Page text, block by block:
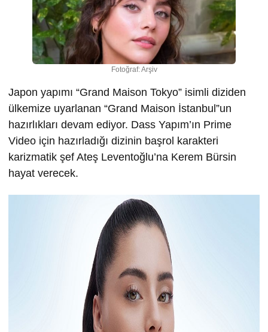
Fotoğraf: Arşiv
Japon yapımı “Grand Maison Tokyo” isimli diziden
ülkemize uyarlanan “Grand Maison İstanbul”un
hazırlıkları devam ediyor. Dass Yapım’ın Prime
Video için hazırladığı dizinin başrol karakteri
karizmatik şef Ateş Leventoğlu’na Kerem Bürsin
hayat verecek.